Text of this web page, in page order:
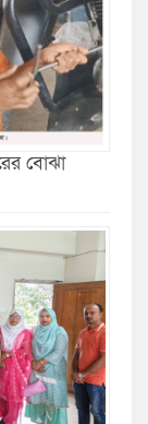
বোঝা